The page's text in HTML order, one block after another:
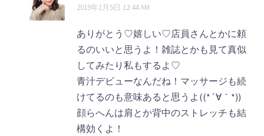
2019年1月5日 12:44 AM
ありがとう♡嬉しい♡店員さんとかに頼
るのいいと思うよ！雑誌とかも見て真似
してみたり私もするよ♡
青汁デビューなんだね！マッサージも続
けてるのも意味あると思うよ((*´∀｀*))
顔らへんは肩とか背中のストレッチも結
構効くよ！